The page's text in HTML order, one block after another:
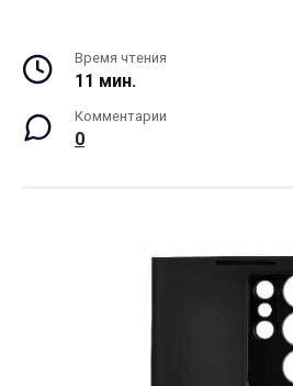
Время чтения
11 мин.
Комментарии
0